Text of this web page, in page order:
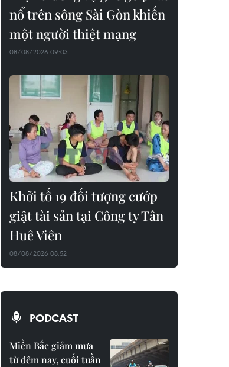
nổ trên sông Sài Gòn khiến
một người thiệt mạng
08/08/2026 09:03
Khởi tố 19 đối tượng cướp
giật tài sản tại Công ty Tân
Huê Viên
08/08/2026 08:52
PODCAST
Miền Bắc giảm mưa
từ đêm nay, cuối tuần